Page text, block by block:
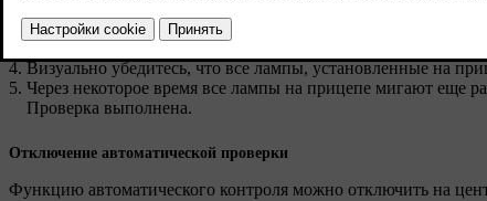
Выйдите из автомобиля, чтобы проверить работу ламп.
Визуально убедитесь, что все лампы, установленные на
Через некоторое время все лампы на прицепе мигают еще
Проверка выполнена.
Отключение автоматической проверки
Функцию автоматического контроля можно отключить на